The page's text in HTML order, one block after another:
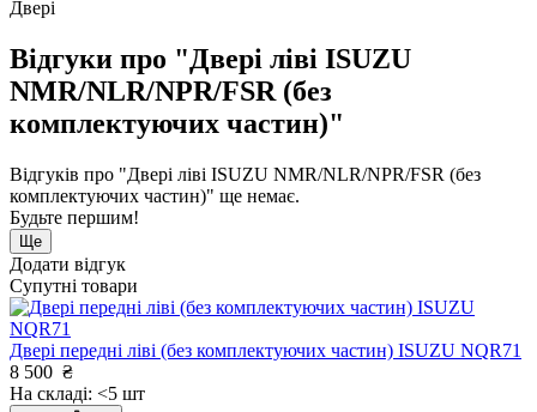
Двері
Відгуки про "Двері ліві ISUZU
NMR/NLR/NPR/FSR (без
комплектуючих частин)"
Відгуків про "Двері ліві ISUZU NMR/NLR/NPR/FSR (без
комплектуючих частин)" ще немає.
Будьте першим!
Ще
Додати відгук
Супутні товари
Двері передні ліві (без комплектуючих частин) ISUZU NQR71
8 500 ₴
На складі: <5 шт